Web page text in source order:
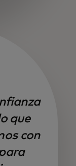
que
con